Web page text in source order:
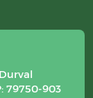
79750-903